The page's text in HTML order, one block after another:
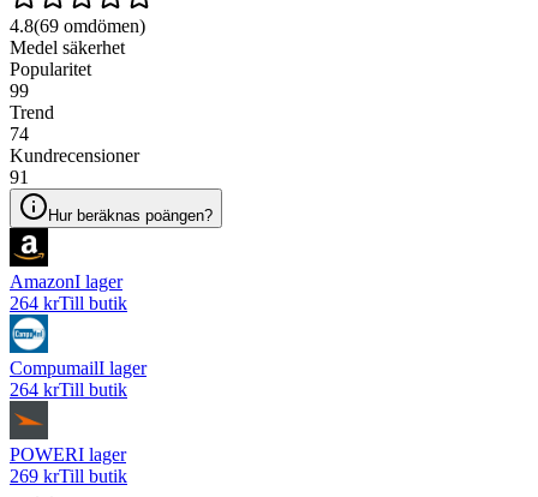
4.8(69 omdömen)
Medel säkerhet
Popularitet
99
Trend
74
Kundrecensioner
91
Hur beräknas poängen?
AmazonI lager
264 krTill butik
CompumailI lager
264 krTill butik
POWERI lager
269 krTill butik